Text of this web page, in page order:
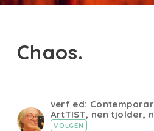
Chaos.
verf ed:
ArtTIST, nen tjolder,
VOLGEN